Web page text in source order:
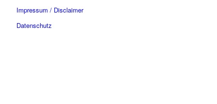
Impressum / Disclaimer
Datenschutz